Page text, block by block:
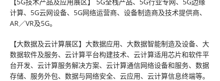
计算、5G云网设备、5G网络运营商、设备制造商及技术提供商、
AR／VR及5G。
【大数据及云计算展区】大数据应用、大数据智能制造及设备、大
数据软件及服务、云计算平台构建技术、云计算适用芯片和软件平
台开发、云计算服务解决方案、云计算通信网络设备和服务、数据
存储、服务外包、数据与网络安全、云应用、云计算信息终端等。